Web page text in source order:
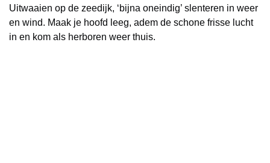
Uitwaaien op de zeedijk, ‘bijna oneindig’ slenteren in weer
en wind. Maak je hoofd leeg, adem de schone frisse lucht
in en kom als herboren weer thuis.